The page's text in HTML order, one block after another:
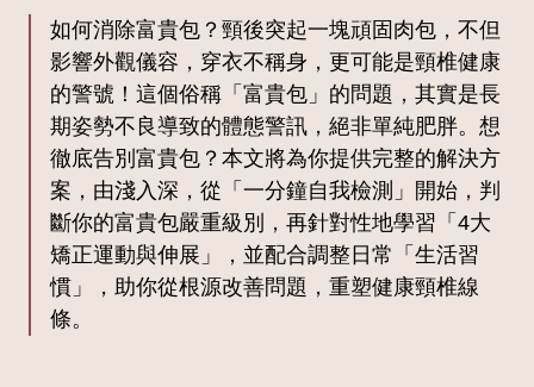
如何消除富貴包？頸後突起一塊頑固肉包，不但
影響外觀儀容，穿衣不稱身，更可能是頸椎健康
的警號！這個俗稱「富貴包」的問題，其實是長
期姿勢不良導致的體態警訊，絕非單純肥胖。想
徹底告別富貴包？本文將為你提供完整的解決方
案，由淺入深，從「一分鐘自我檢測」開始，判
斷你的富貴包嚴重級別，再針對性地學習「4大
矯正運動與伸展」，並配合調整日常「生活習
慣」，助你從根源改善問題，重塑健康頸椎線
條。